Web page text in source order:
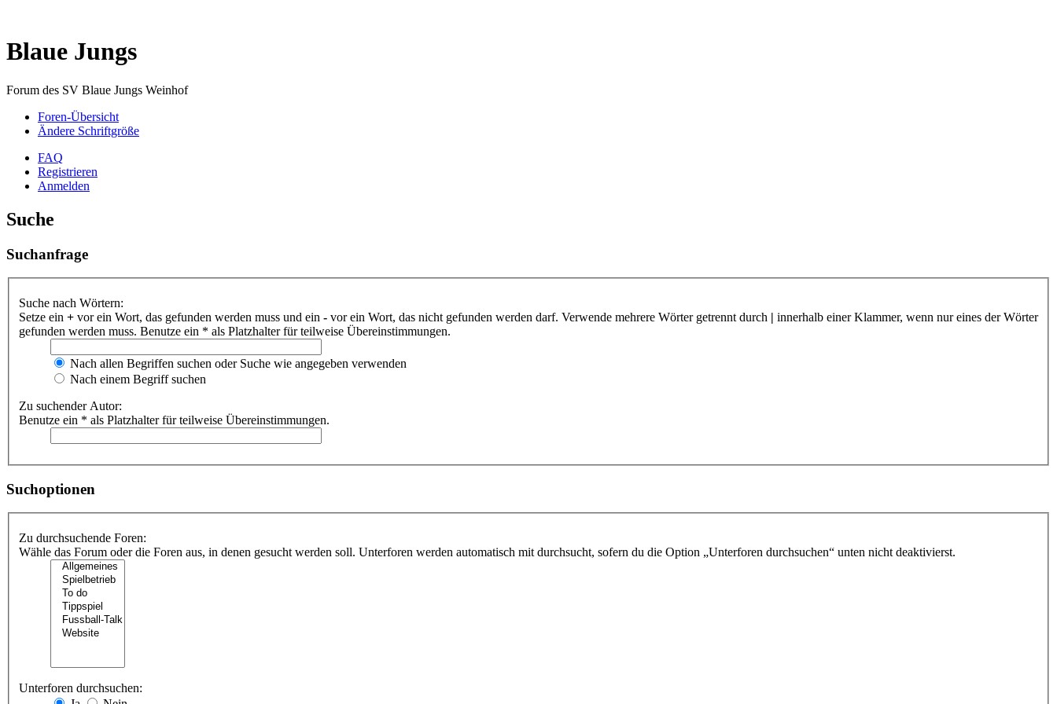
Blaue Jungs
Forum des SV Blaue Jungs Weinhof
Foren-Übersicht
Ändere Schriftgröße
FAQ
Registrieren
Anmelden
Suche
Suchanfrage
Suche nach Wörtern:
Setze ein + vor ein Wort, das gefunden werden muss und ein - vor ein Wort, das nicht gefunden werden darf. Verwende mehrere Wörter getrennt durch | innerhalb einer Klammer, wenn nur eines der Wörter
gefunden werden muss. Benutze ein * als Platzhalter für teilweise Übereinstimmungen.
Nach allen Begriffen suchen oder Suche wie angegeben verwenden
Nach einem Begriff suchen
Zu suchender Autor:
Benutze ein * als Platzhalter für teilweise Übereinstimmungen.
Suchoptionen
Zu durchsuchende Foren:
Wähle das Forum oder die Foren aus, in denen gesucht werden soll. Unterforen werden automatisch mit durchsucht, sofern du die Option „Unterforen durchsuchen“ unten nicht deaktivierst.
Unterforen durchsuchen: